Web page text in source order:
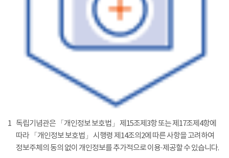
1 독립기념관은 「개인정보 보호법」 제15조제3항 또는 제17조제4항에
따라 「개인정보 보호법」 시행령 제14조의2에 따른 사항을 고려하여
정보주체의 동의 없이 개인정보를 추가적으로 이용·제공할 수 있습니다.